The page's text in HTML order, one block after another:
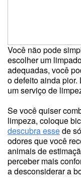
Você não pode
escolher um
adequadas, você
o defeito ainda
um serviço de
Se você quiser
limpeza, coloque
descubra essede
odores que você
animais de
perceber mais
a desconsiderar a